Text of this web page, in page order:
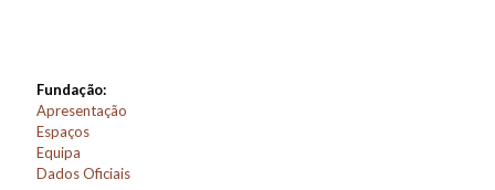
Fundação:
Apresentação
Espaços
Equipa
Dados Oficiais